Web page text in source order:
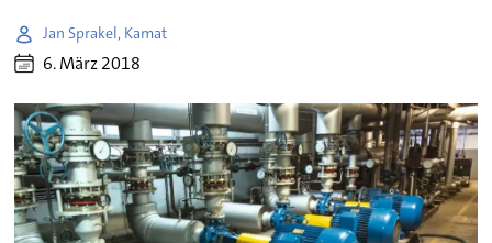
Jan Sprakel, Kamat
6. März 2018